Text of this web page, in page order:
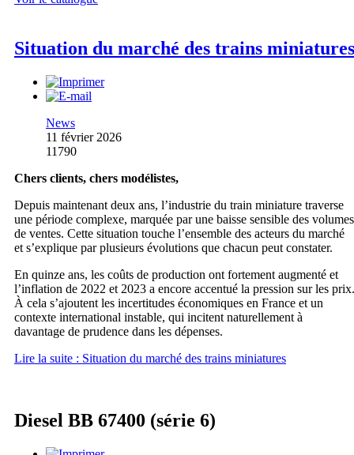
Situation du marché des trains miniatures
News
11 février 2026
11790
Chers clients, chers modélistes,
Depuis maintenant deux ans, l’industrie du train miniature traverse
une période complexe, marquée par une baisse sensible des volumes
de ventes. Cette situation touche l’ensemble des acteurs du marché
et s’explique par plusieurs évolutions que chacun peut constater.
En quinze ans, les coûts de production ont fortement augmenté et
l’inflation de 2022 et 2023 a encore accentué la pression sur les prix.
À cela s’ajoutent les incertitudes économiques en France et un
contexte international instable, qui incitent naturellement à
davantage de prudence dans les dépenses.
Lire la suite : Situation du marché des trains miniatures
Diesel BB 67400 (série 6)